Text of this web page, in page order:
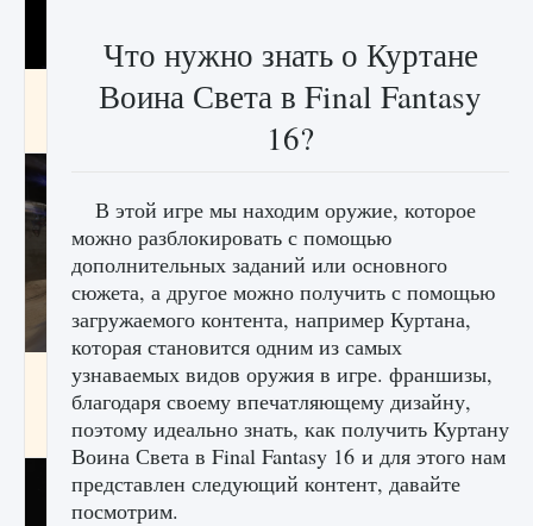
Как получить Thunder Egg в Stardew Valley
1 244
Как исправить неработающие награды For
Honor
9 августа 2024 1 205 0 0
Что нужно знать о Куртане
Воина Света в Final Fantasy
16?
В этой игре мы находим оружие, которое
можно разблокировать с помощью
дополнительных заданий или основного
сюжета, а другое можно получить с помощью
загружаемого контента, например Куртана,
которая становится одним из самых
узнаваемых видов оружия в игре. франшизы,
благодаря своему впечатляющему дизайну,
поэтому идеально знать, как получить Куртану
Воина Света в Final Fantasy 16 и для этого нам
представлен следующий контент, давайте
посмотрим.